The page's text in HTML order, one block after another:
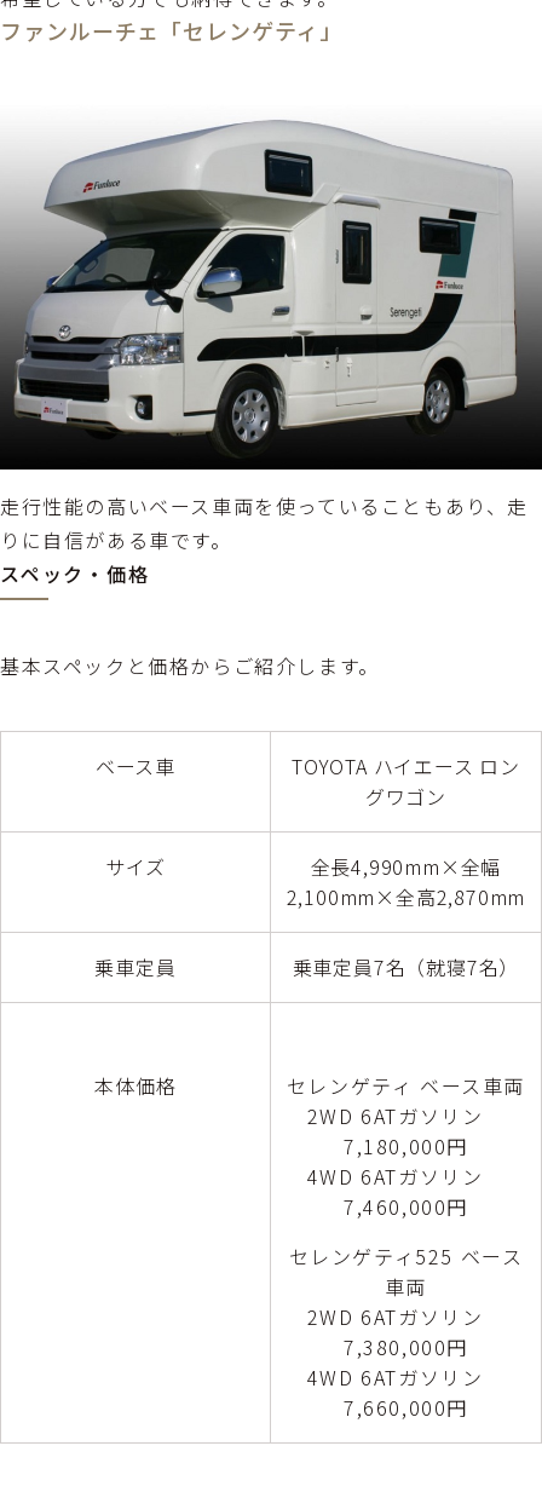
ファンルーチェ「セレンゲティ」
走行性能の高いベース車両を使っていることもあり、走
りに自信がある車です。
スペック・価格
基本スペックと価格からご紹介します。
ベース車
TOYOTA ハイエース ロン
グワゴン
サイズ
全長4,990mm×全幅
2,100mm×全高2,870mm
乗車定員 乗車定員7名（就寝7名）
本体価格
セレンゲティ ベース車両
2WD 6ATガソリン
7,180,000円
4WD 6ATガソリン
7,460,000円
セレンゲティ525 ベース
車両
2WD 6ATガソリン
7,380,000円
4WD 6ATガソリン
7,660,000円